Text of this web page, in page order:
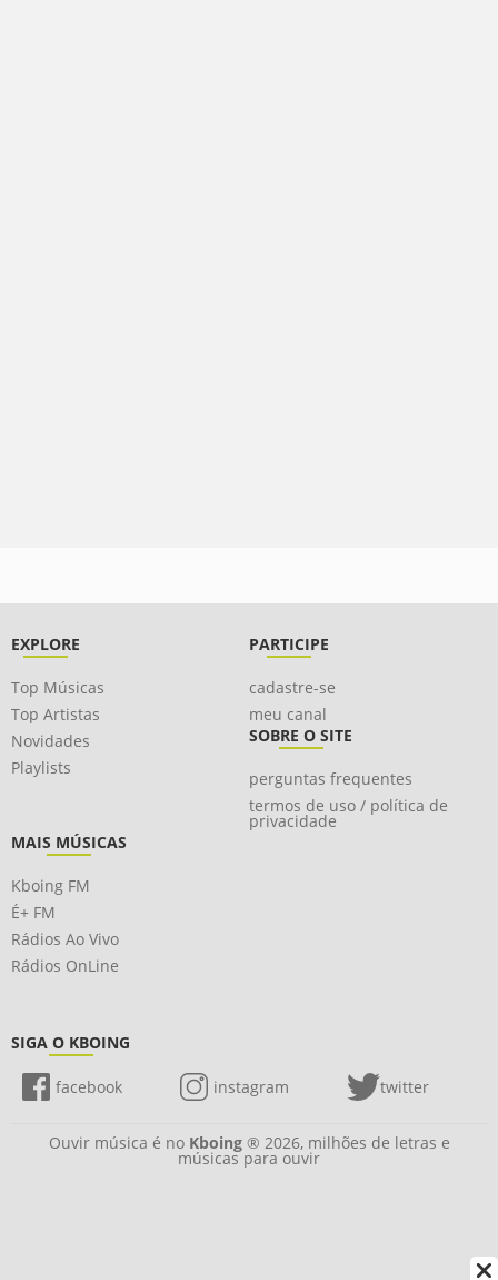
EXPLORE
Top Músicas
Top Artistas
Novidades
Playlists
PARTICIPE
cadastre-se
meu canal
SOBRE O SITE
perguntas frequentes
termos de uso / política de
privacidade
MAIS MÚSICAS
Kboing FM
É+ FM
Rádios Ao Vivo
Rádios OnLine
SIGA O KBOING
facebook instagram twitter
Ouvir música é no Kboing® 2026, milhões de letras e
músicas para ouvir